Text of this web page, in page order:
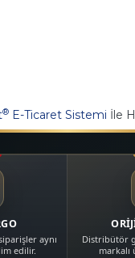
® E-Ticaret Sistemi İle
aynı
edilir.
Distribütör
markalı